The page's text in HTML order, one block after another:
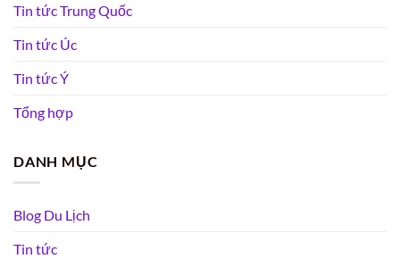
Tin tức Trung Quốc
Tin tức Úc
Tin tức Ý
Tổng hợp
DANH MỤC
Blog Du Lịch
Tin tức